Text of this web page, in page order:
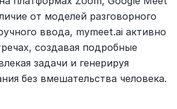
от моделей разговорного
ввода, mymeet.ai активно
создавая подробные
задачи и генерируя
без вмешательства человека.